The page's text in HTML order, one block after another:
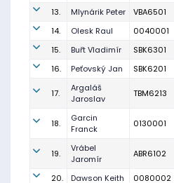
13.
Mlynárik Peter VBA6501
14.
Olesk Raul 0040001
15.
Buřt Vladimír SBK6301
16.
Peťovský Jan SBK6201
17.
Argaláš
Jaroslav
TBM6213
18.
Garcin
Franck
0130001
19.
Vrábel
Jaromír
ABR6102
20. Dawson Keith 0080002